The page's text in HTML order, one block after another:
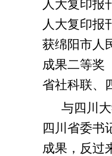
人大复印报
人大复印报
获绵阳市人
成果二等奖
省社科联、
与四川
四川省委书
成果，反过